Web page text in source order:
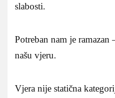
slabosti.
Potreban nam je ramazan
našu vjeru.
Vjera nije statična